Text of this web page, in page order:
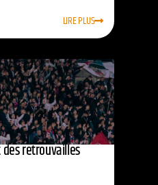
LIRE PLUS
des retrouvailles